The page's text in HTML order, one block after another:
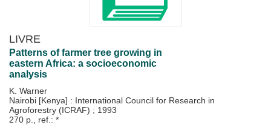
LIVRE
Patterns of farmer tree growing in
eastern Africa: a socioeconomic
analysis
K. Warner
Nairobi [Kenya] : International Council for Research in
Agroforestry (ICRAF) ; 1993
270 p., ref.: *